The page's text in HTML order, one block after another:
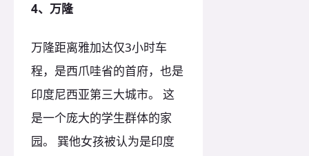
4、万隆
万隆距离雅加达仅3小时车
程，是西爪哇省的首府，也是
印度尼西亚第三大城市。 这
是一个庞大的学生群体的家
园。 巽他女孩被认为是印度